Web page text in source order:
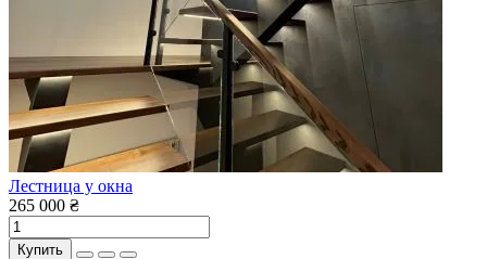
Лестница у окна
265 000 ₴
Купить